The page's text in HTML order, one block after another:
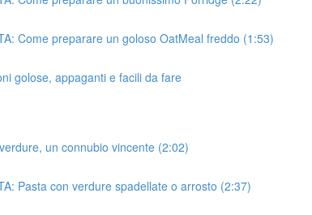
Come preparare un goloso OatMeal freddo (1:53)
golose, appaganti e facili da fare
un connubio vincente (2:02)
Pasta con verdure spadellate o arrosto (2:37)